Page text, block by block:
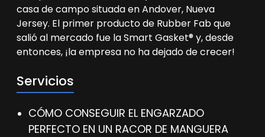
casa de campo situada en Andover, Nueva
Jersey. El primer producto de Rubber Fab que
salió al mercado fue la Smart Gasket® y, desde
entonces, ¡la empresa no ha dejado de crecer!
Servicios
CÓMO CONSEGUIR EL ENGARZADO
PERFECTO EN UN RACOR DE MANGUERA